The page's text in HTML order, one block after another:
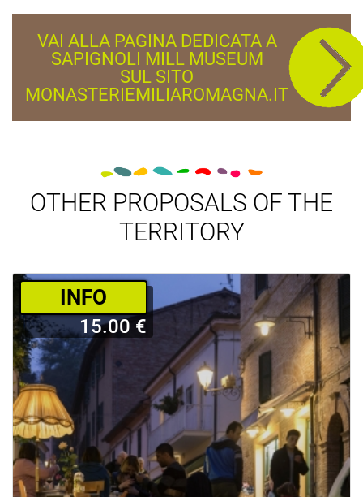
VAI ALLA PAGINA DEDICATA A
SAPIGNOLI MILL MUSEUM
SUL SITO
MONASTERIEMILIAROMAGNA.IT
OTHER PROPOSALS OF THE
TERRITORY
­INFO
15.00 €